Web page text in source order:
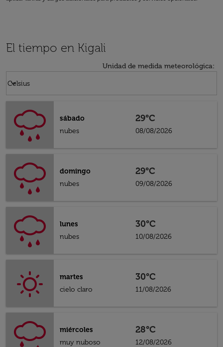
El tiempo en Kigali
Unidad de medida meteorológica:
Celsius
keyboard_arrow_down
sábado
nubes
29°C
08/08/2026
domingo
nubes
29°C
09/08/2026
lunes
nubes
30°C
10/08/2026
martes
cielo claro
30°C
11/08/2026
miércoles
muy nuboso
28°C
12/08/2026